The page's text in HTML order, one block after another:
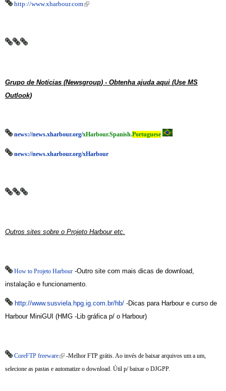
http://www.xharbour.com(link is external)
Grupo de Notícias (Newsgroup) - Obtenha ajuda aqui (Use MS
Outlook)
news://news.xharbour.org/xHarbour.Spanish.Portuguese
news://news.xharbour.org/xHarbour
Outros sites sobre o Projeto Harbour etc.
How to Projeto Harbour -Outro site com mais dicas de download,
instalação e funcionamento.
http://www.susviela.hpg.ig.com.br/hb/ -Dicas para Harbour e curso de
Harbour MiniGUI (HMG -Lib gráfica p/ o Harbour)
CoreFTP freeware(link is external)
-Melhor FTP grátis. Ao invés de baixar arquivos um a um,
selecione as pastas e automatize o download. Útil p/ baixar o DJGPP.